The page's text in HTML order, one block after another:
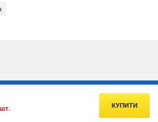
КУПИТИ
дізнаватись першим про акції та пропозиції
ПІДПИСАТИСЯ